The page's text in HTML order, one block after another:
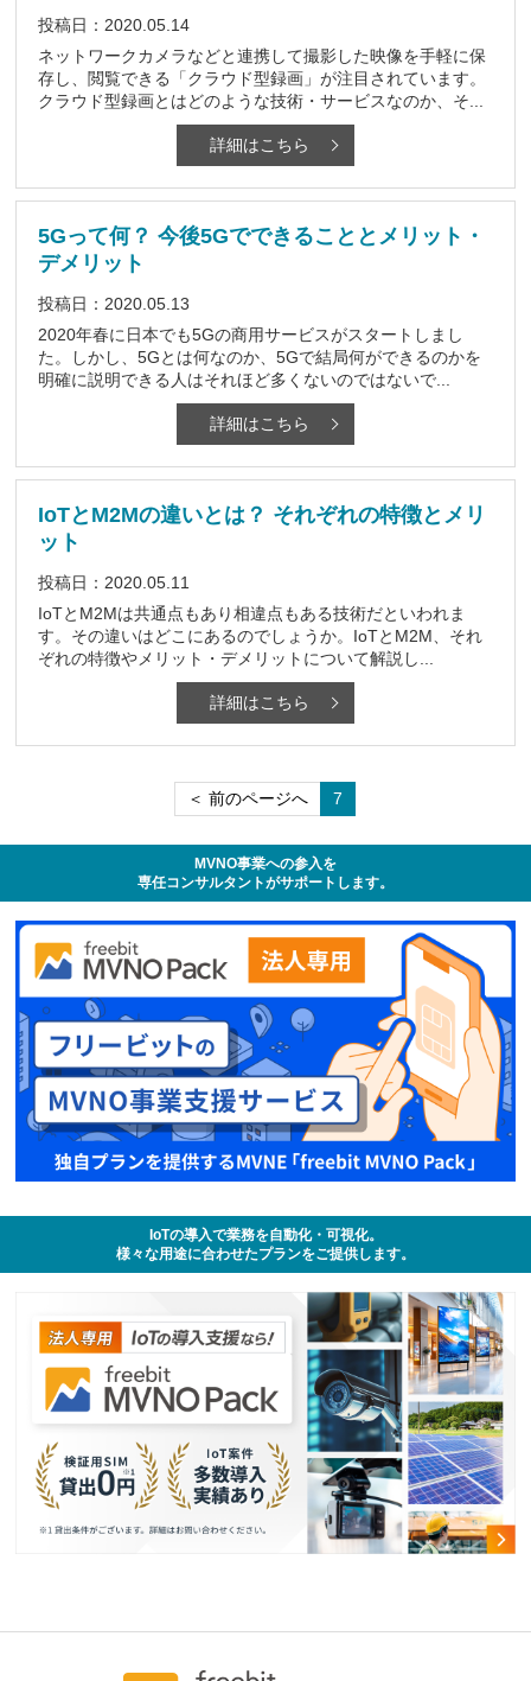
投稿日：2020.05.14
ネットワークカメラなどと連携して撮影した映像を手軽に保
存し、閲覧できる「クラウド型録画」が注目されています。
クラウド型録画とはどのような技術・サービスなのか、そ...
詳細はこちら
5Gって何？ 今後5Gでできることとメリット・
デメリット
投稿日：2020.05.13
2020年春に日本でも5Gの商用サービスがスタートしまし
た。しかし、5Gとは何なのか、5Gで結局何ができるのかを
明確に説明できる人はそれほど多くないのではないで...
詳細はこちら
IoTとM2Mの違いとは？ それぞれの特徴とメリ
ット
投稿日：2020.05.11
IoTとM2Mは共通点もあり相違点もある技術だといわれま
す。その違いはどこにあるのでしょうか。IoTとM2M、それ
ぞれの特徴やメリット・デメリットについて解説し...
詳細はこちら
＜ 前のページへ 7
MVNO事業への参入を
専任コンサルタントがサポートします。
IoTの導入で業務を自動化・可視化。
様々な用途に合わせたプランをご提供します。